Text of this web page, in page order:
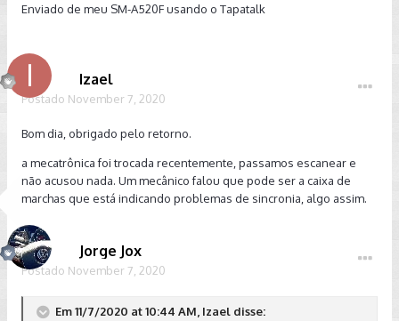
Enviado de meu SM-A520F usando o Tapatalk
Izael
Postado November 7, 2020
Bom dia, obrigado pelo retorno.
a mecatrônica foi trocada recentemente, passamos escanear e
não acusou nada. Um mecânico falou que pode ser a caixa de
marchas que está indicando problemas de sincronia, algo assim.
Jorge Jox
Postado November 7, 2020
Em 11/7/2020 at 10:44 AM, Izael disse: